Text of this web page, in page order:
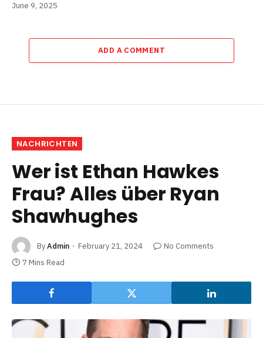
June 9, 2025
ADD A COMMENT
NACHRICHTEN
Wer ist Ethan Hawkes
Frau? Alles über Ryan
Shawhughes
ByAdmin February 21, 2024
No Comments
7 Mins Read